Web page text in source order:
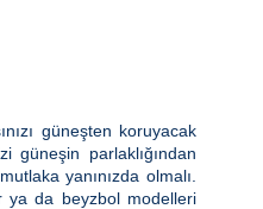
güneşten koruyacak
güneşin parlaklığından
yanınızda olmalı.
ya da beyzbol modelleri